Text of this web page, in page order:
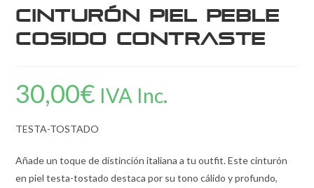
Cinturón Piel Peble
Cosido Contraste
30,00€ IVA Inc.
TESTA-TOSTADO
Añade un toque de distinción italiana a tu outfit. Este cinturón
en piel testa-tostado destaca por su tono cálido y profundo,